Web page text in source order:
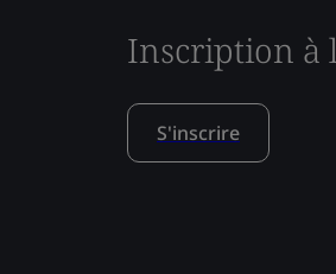
Inscription à
S'inscrire